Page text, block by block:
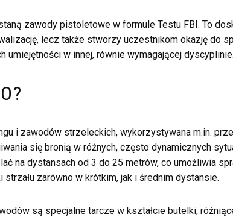
zawody pistoletowe w formule Testu FBI. To
lecz także stworzy uczestnikom okazję do
umiejętności w innej, równie wymagającej dyscyplinie.
i zawodów strzeleckich, wykorzystywana m.in.
się bronią w różnych, często dynamicznych
na dystansach od 3 do 25 metrów, co umożliwia
zarówno w krótkim, jak i średnim dystansie.
są specjalne tarcze w kształcie butelki,